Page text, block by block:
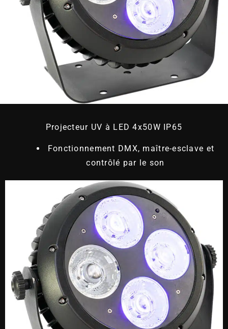
Projecteur UV à LED 4x50W IP65
Fonctionnement DMX, maître-esclave et
contrôlé par le son